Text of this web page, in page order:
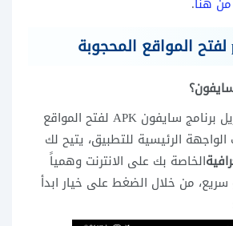
بعد الانتهاء من تنزيل برنامج سايفون APK لفتح المواقع
الرئيسية للتطبيق، يتيح لك
الخاصة بك على الانترنت وهمياً
سريع، من خلال الضغط على خيار ابدأ